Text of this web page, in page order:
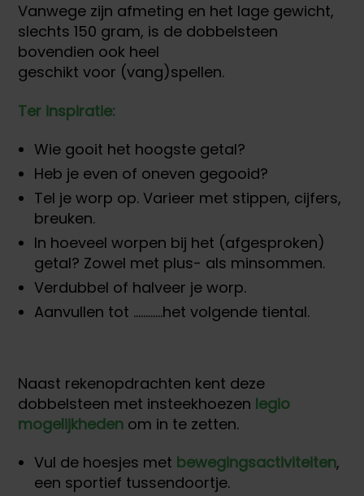
Vanwege zijn afmeting en het lage gewicht,
slechts 150 gram, is de dobbelsteen
bovendien ook heel
geschikt voor (vang)spellen.
Ter inspiratie:
Wie gooit het hoogste getal?
Heb je even of oneven gegooid?
Tel je worp op. Varieer met stippen, cijfers,
breuken.
In hoeveel worpen bij het (afgesproken)
getal? Zowel met plus- als minsommen.
Verdubbel of halveer je worp.
Aanvullen tot …………het volgende tiental.
Naast rekenopdrachten kent deze
dobbelsteen met insteekhoezen legio
mogelijkheden om in te zetten.
Vul de hoesjes met bewegingsactiviteiten,
een sportief tussendoortje.